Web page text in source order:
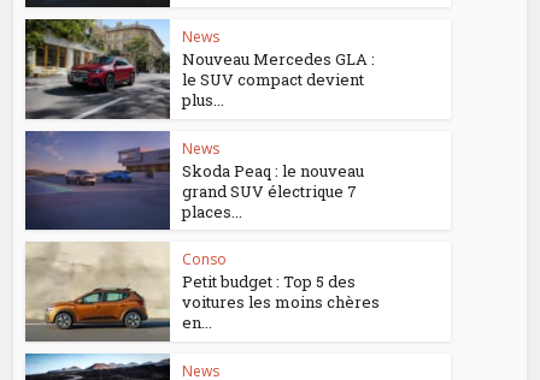
News
Nouveau Mercedes GLA :
le SUV compact devient
plus...
News
Skoda Peaq : le nouveau
grand SUV électrique 7
places...
Conso
Petit budget : Top 5 des
voitures les moins chères
en...
News